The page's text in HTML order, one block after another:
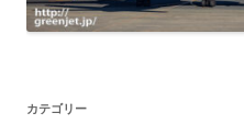
カテゴリー